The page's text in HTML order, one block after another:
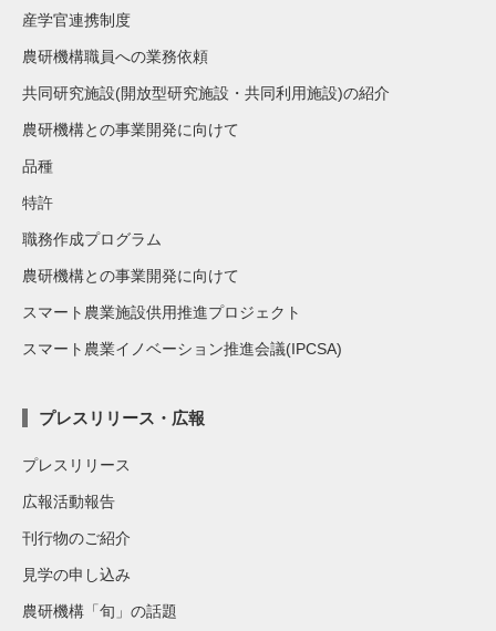
産学官連携制度
農研機構職員への業務依頼
共同研究施設(開放型研究施設・共同利用施設)の紹介
農研機構との事業開発に向けて
品種
特許
職務作成プログラム
農研機構との事業開発に向けて
スマート農業施設供用推進プロジェクト
スマート農業イノベーション推進会議(IPCSA)
プレスリリース・広報
プレスリリース
広報活動報告
刊行物のご紹介
見学の申し込み
農研機構「旬」の話題